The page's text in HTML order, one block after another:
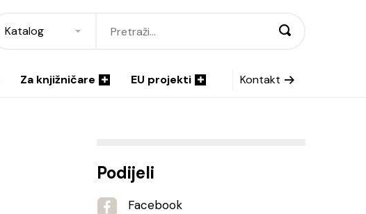
Katalog
Za knjižničare EU projekti Kontakt
Podijeli
Facebook